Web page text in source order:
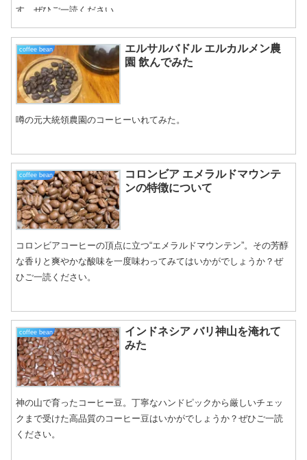
す。ぜひご一読ください。
coffee bean
エルサルバドル エルカルメン農
園 飲んでみた
噂の元大統領農園のコーヒーいれてみた。
coffee bean
コロンビア エメラルドマウンテ
ンの特徴について
コロンビアコーヒーの頂点に立つ“エメラルドマウンテン”。その芳醇
な香りと爽やかな酸味を一度味わってみてはいかがでしょうか？ぜ
ひご一読ください。
coffee bean
インドネシア バリ神山を淹れて
みた
神の山で育ったコーヒー豆。丁寧なハンドピックから厳しいチェッ
クまで受けた高品質のコーヒー豆はいかがでしょうか？ぜひご一読
ください。